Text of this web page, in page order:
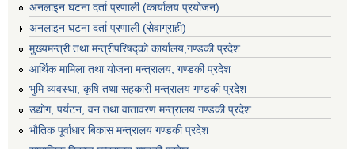
अनलाइन घटना दर्ता प्रणाली (कार्यालय प्रयोजन)
अनलाइन घटना दर्ता प्रणाली (सेवाग्राही)
मुख्यमन्त्री तथा मन्त्रीपरिषद्को कार्यालय,गण्डकी प्रदेश
आर्थिक मामिला तथा योजना मन्त्रालय, गण्डकी प्रदेश
भुमि व्यवस्था, कृषि तथा सहकारी मन्त्रालय गण्डकी प्रदेश
उद्योग, पर्यटन, वन तथा वातावरण मन्त्रालय गण्डकी प्रदेश
भौतिक पूर्वाधार बिकास मन्त्रालय गण्डकी प्रदेश